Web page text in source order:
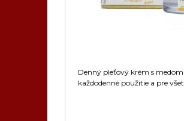
Denný pleťový krém s
každodenné použitie a pre